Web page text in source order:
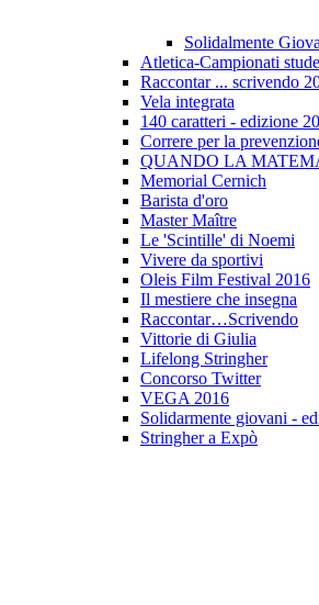
Solidalmente
Atletica-Campionati
Raccontar ... scrivendo
Vela integrata
140 caratteri - edizione
Correre per la
QUANDO LA
Memorial Cernich
Barista d'oro
Master Maître
Le 'Scintille' di Noemi
Vivere da sportivi
Oleis Film Festival 2016
Il mestiere che insegna
Raccontar…Scrivendo
Vittorie di Giulia
Lifelong Stringher
Concorso Twitter
VEGA 2016
Solidarmente giovani -
Stringher a Expò